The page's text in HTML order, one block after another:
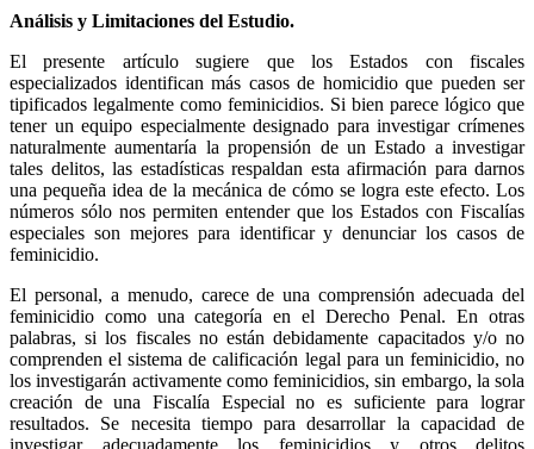
Telegram
Análisis y Limitaciones del Estudio.
El presente artículo sugiere que los Estados con fiscales
especializados identifican más casos de homicidio que pueden ser
tipificados legalmente como feminicidios. Si bien parece lógico que
tener un equipo especialmente designado para investigar crímenes
naturalmente aumentaría la propensión de un Estado a investigar
tales delitos, las estadísticas respaldan esta afirmación para darnos
una pequeña idea de la mecánica de cómo se logra este efecto. Los
números sólo nos permiten entender que los Estados con Fiscalías
especiales son mejores para identificar y denunciar los casos de
feminicidio.
El personal, a menudo, carece de una comprensión adecuada del
feminicidio como una categoría en el Derecho Penal. En otras
palabras, si los fiscales no están debidamente capacitados y/o no
comprenden el sistema de calificación legal para un feminicidio, no
los investigarán activamente como feminicidios, sin embargo, la sola
creación de una Fiscalía Especial no es suficiente para lograr
resultados. Se necesita tiempo para desarrollar la capacidad de
investigar adecuadamente los feminicidios y otros delitos